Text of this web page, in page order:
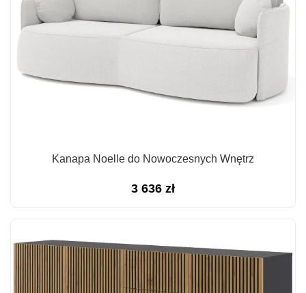
Kanapa Noelle do Nowoczesnych Wnętrz
3 636 zł